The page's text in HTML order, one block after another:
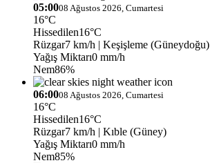
05:0008 Ağustos 2026, Cumartesi
16°C
Hissedilen16°C
Rüzgar7 km/h | Keşişleme (Güneydoğu)
Yağış Miktarı0 mm/h
Nem86%
06:0008 Ağustos 2026, Cumartesi
16°C
Hissedilen16°C
Rüzgar7 km/h | Kıble (Güney)
Yağış Miktarı0 mm/h
Nem85%